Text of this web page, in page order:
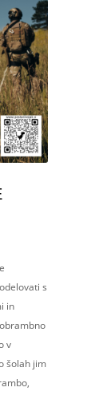
s
in
v
šolah jim